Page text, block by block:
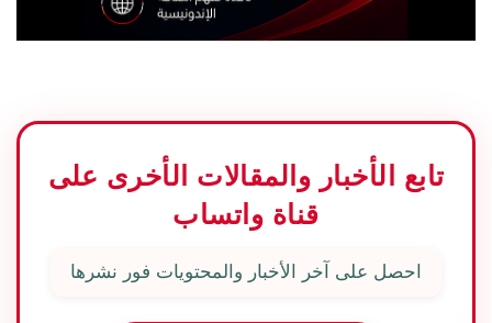
تابع الأخبار والمقالات الأخرى على
قناة واتساب
احصل على آخر الأخبار والمحتويات فور نشرها